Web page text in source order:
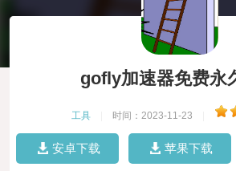
gofly加速器免费永
工具 时间：2023-11-23
安卓下载 苹果下载